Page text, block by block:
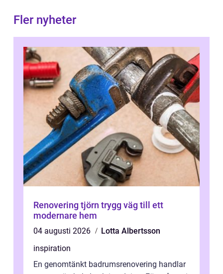
Fler nyheter
Renovering tjörn trygg väg till ett
modernare hem
04 augusti 2026
Lotta Albertsson
inspiration
En genomtänkt badrumsrenovering handlar